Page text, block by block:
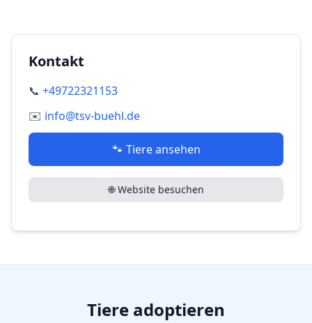
Kontakt
📞 +49722321153
✉️ info@tsv-buehl.de
🐾 Tiere ansehen
🌐 Website besuchen
Tiere adoptieren